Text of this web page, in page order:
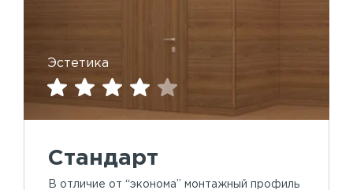
Эстетика
Стандарт
В отличие от “эконома” монтажный профиль